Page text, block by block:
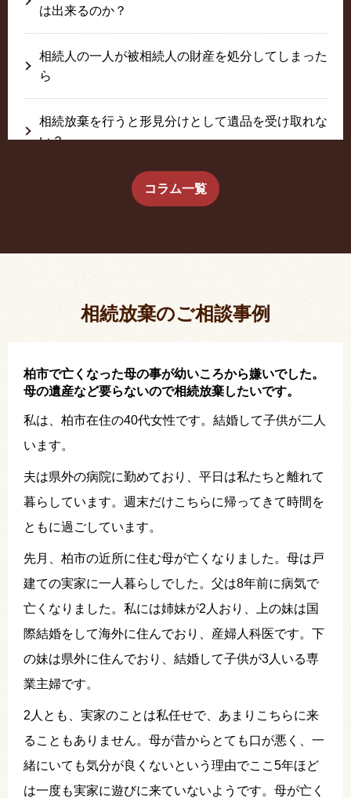
は出来るのか？
相続人の一人が被相続人の財産を処分してしまった
ら
相続放棄を行うと形見分けとして遺品を受け取れな
い？
生前に相続放棄すると約束した念書は有効か？
コラム一覧
相続放棄のご相談事例
柏市で亡くなった母の事が幼いころから嫌いでした。
母の遺産など要らないので相続放棄したいです。
私は、柏市在住の40代女性です。結婚して子供が二人
います。
夫は県外の病院に勤めており、平日は私たちと離れて
暮らしています。週末だけこちらに帰ってきて時間を
ともに過ごしています。
先月、柏市の近所に住む母が亡くなりました。母は戸
建ての実家に一人暮らしでした。父は8年前に病気で
亡くなりました。私には姉妹が2人おり、上の妹は国
際結婚をして海外に住んでおり、産婦人科医です。下
の妹は県外に住んでおり、結婚して子供が3人いる専
業主婦です。
2人とも、実家のことは私任せで、あまりこちらに来
ることもありません。母が昔からとても口が悪く、一
緒にいても気分が良くないという理由でここ5年ほど
は一度も実家に遊びに来ていないようです。母が亡く